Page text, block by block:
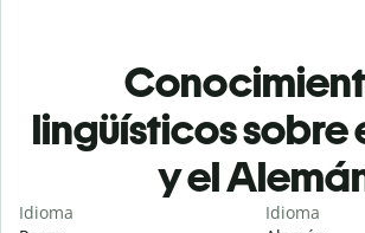
lingüísticos sobre
y el
Idioma
Idioma